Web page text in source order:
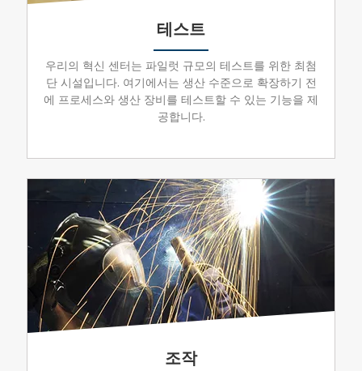
테스트
우리의 혁신 센터는 파일럿 규모의 테스트를 위한 최첨
단 시설입니다. 여기에서는 생산 수준으로 확장하기 전
에 프로세스와 생산 장비를 테스트할 수 있는 기능을 제
공합니다.
조작